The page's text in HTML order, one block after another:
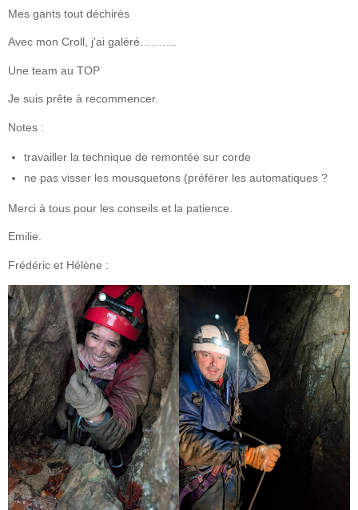
Mes gants tout déchirés
Avec mon Croll, j’ai galéré……….
Une team au TOP
Je suis prête à recommencer.
Notes :
travailler la technique de remontée sur corde
ne pas visser les mousquetons (préférer les automatiques ?
Merci à tous pour les conseils et la patience.
Emilie.
Frédéric et Hélène :